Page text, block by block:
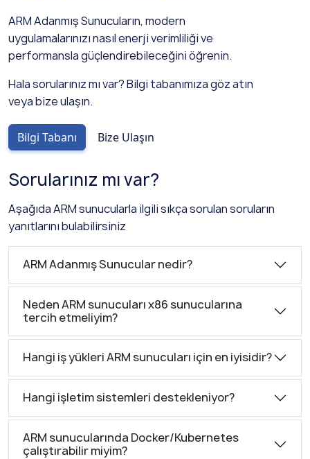
ARM Adanmış Sunucuların, modern
uygulamalarınızı nasıl enerji verimliliği ve
performansla güçlendirebileceğini öğrenin.
Hala sorularınız mı var? Bilgi tabanımıza göz atın
veya bize ulaşın.
Bilgi Tabanı Bize Ulaşın
Sorularınız mı var?
Aşağıda ARM sunucularla ilgili sıkça sorulan soruların
yanıtlarını bulabilirsiniz
ARM Adanmış Sunucular nedir?
Neden ARM sunucuları x86 sunucularına
tercih etmeliyim?
Hangi iş yükleri ARM sunucuları için en iyisidir?
Hangi işletim sistemleri destekleniyor?
ARM sunucularında Docker/Kubernetes
çalıştırabilir miyim?